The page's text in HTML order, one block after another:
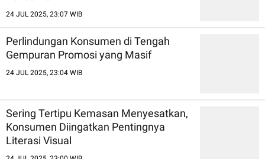
24 JUL 2025, 23:07 WIB
Perlindungan Konsumen di Tengah
Gempuran Promosi yang Masif
24 JUL 2025, 23:04 WIB
Sering Tertipu Kemasan Menyesatkan,
Konsumen Diingatkan Pentingnya
Literasi Visual